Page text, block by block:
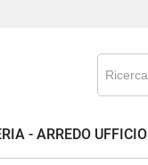
- ARREDO UFFICIO